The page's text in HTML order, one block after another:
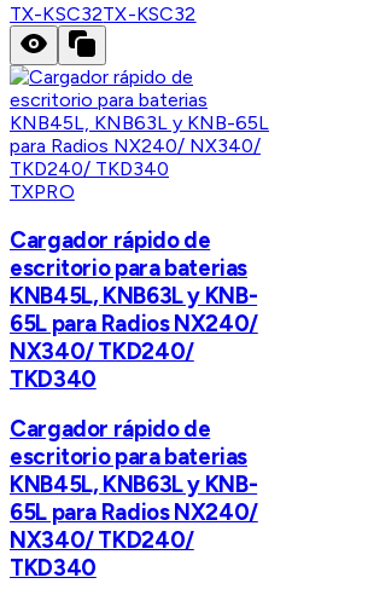
TX-KSC32TX-KSC32
TXPRO
Cargador rápido de
escritorio para baterias
KNB45L, KNB63L y KNB-
65L para Radios NX240/
NX340/ TKD240/
TKD340
Cargador rápido de
escritorio para baterias
KNB45L, KNB63L y KNB-
65L para Radios NX240/
NX340/ TKD240/
TKD340